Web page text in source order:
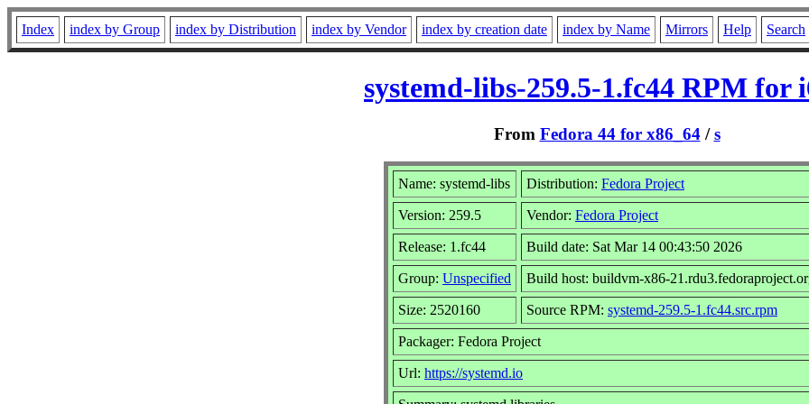
Index index by Group index by Distribution index by Vendor index by creation date index by Name Mirrors Help Search
systemd-libs-259.5-1.fc44 RPM for
From Fedora 44 for x86_64/s
Name: systemd-libs Distribution: Fedora Project
Version: 259.5 Vendor: Fedora Project
Release: 1.fc44 Build date: Sat Mar 14 00:43:50 2026
Group: Unspecified Build host: buildvm-x86-
Size: 2520160 Source RPM: systemd-259.5-1.fc44.src.rpm
Packager: Fedora Project
Url: https://systemd.io